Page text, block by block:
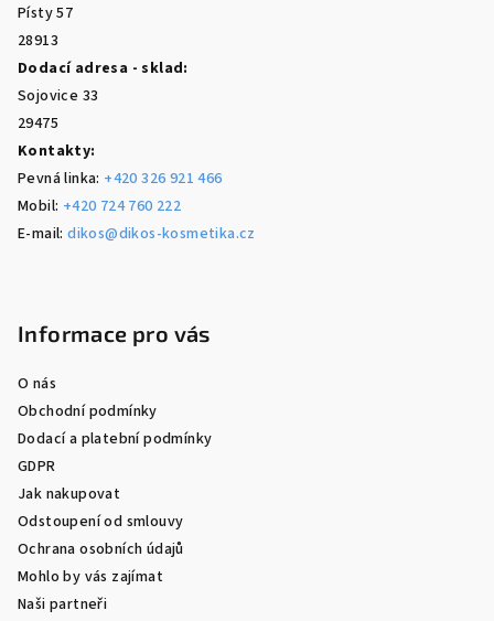
Písty 57
28913
Dodací adresa - sklad:
Sojovice 33
29475
Kontakty:
Pevná linka: +420 326 921 466
Mobil: +420 724 760 222
E-mail:dikos@dikos-kosmetika.cz
Informace pro vás
O nás
Obchodní podmínky
Dodací a platební podmínky
GDPR
Jak nakupovat
Odstoupení od smlouvy
Ochrana osobních údajů
Mohlo by vás zajímat
Naši partneři